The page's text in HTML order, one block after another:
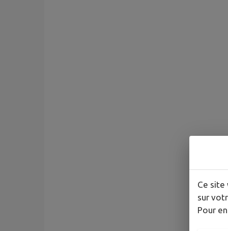
Ce site
sur
Pour